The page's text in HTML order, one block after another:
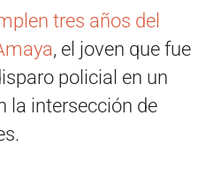
tres años del
, el joven que fue
policial en un
la intersección de